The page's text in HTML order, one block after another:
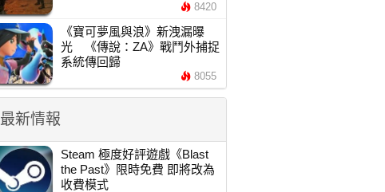
8420
《寶可夢風與浪》新洩漏曝
光 《傳說：ZA》戰鬥外捕捉
系統傳回歸
8055
最新情報
Steam 極度好評遊戲《Blast
the Past》限時免費 即將改為
收費模式